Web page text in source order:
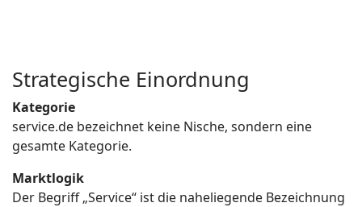
Strategische Einordnung
Kategorie
service.de bezeichnet keine Nische, sondern eine
gesamte Kategorie.
Marktlogik
Der Begriff „Service“ ist die naheliegende Bezeichnung